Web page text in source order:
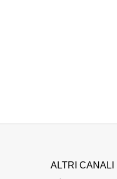
ALTRI CANALI